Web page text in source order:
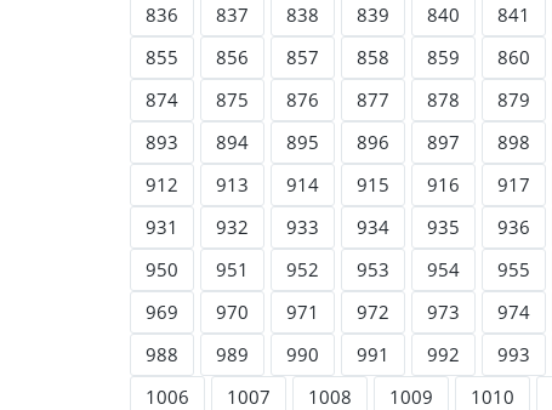
836
837 838 839 840 841
855
856 857 858 859 860
874
875 876 877 878 879
893
894 895 896 897 898
912
913 914 915 916 917
931
932 933 934 935 936
950
951 952 953 954 955
969
970 971 972 973 974
988
989 990 991 992 993
1006
1007 1008 1009 1010